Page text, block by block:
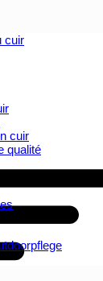
cuir
cuir
qualité